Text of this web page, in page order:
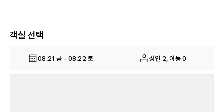
객실 선택
08.21 금 - 08.22 토 성인 2, 아동 0